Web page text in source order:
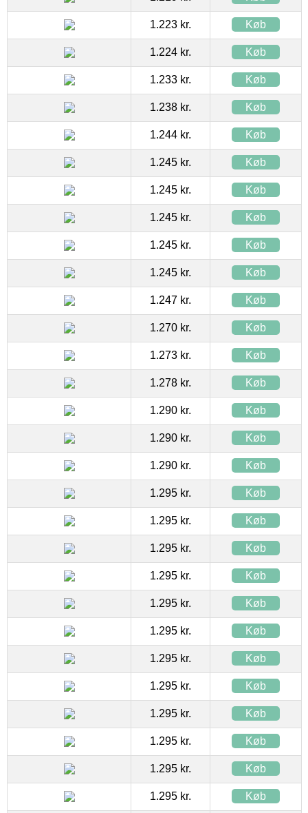
1.223 kr. Køb
1.224 kr. Køb
1.233 kr. Køb
1.238 kr. Køb
1.244 kr. Køb
1.245 kr. Køb
1.245 kr. Køb
1.245 kr. Køb
1.245 kr. Køb
1.245 kr. Køb
1.247 kr. Køb
1.270 kr. Køb
1.273 kr. Køb
1.278 kr. Køb
1.290 kr. Køb
1.290 kr. Køb
1.290 kr. Køb
1.295 kr. Køb
1.295 kr. Køb
1.295 kr. Køb
1.295 kr. Køb
1.295 kr. Køb
1.295 kr. Køb
1.295 kr. Køb
1.295 kr. Køb
1.295 kr. Køb
1.295 kr. Køb
1.295 kr. Køb
1.295 kr. Køb